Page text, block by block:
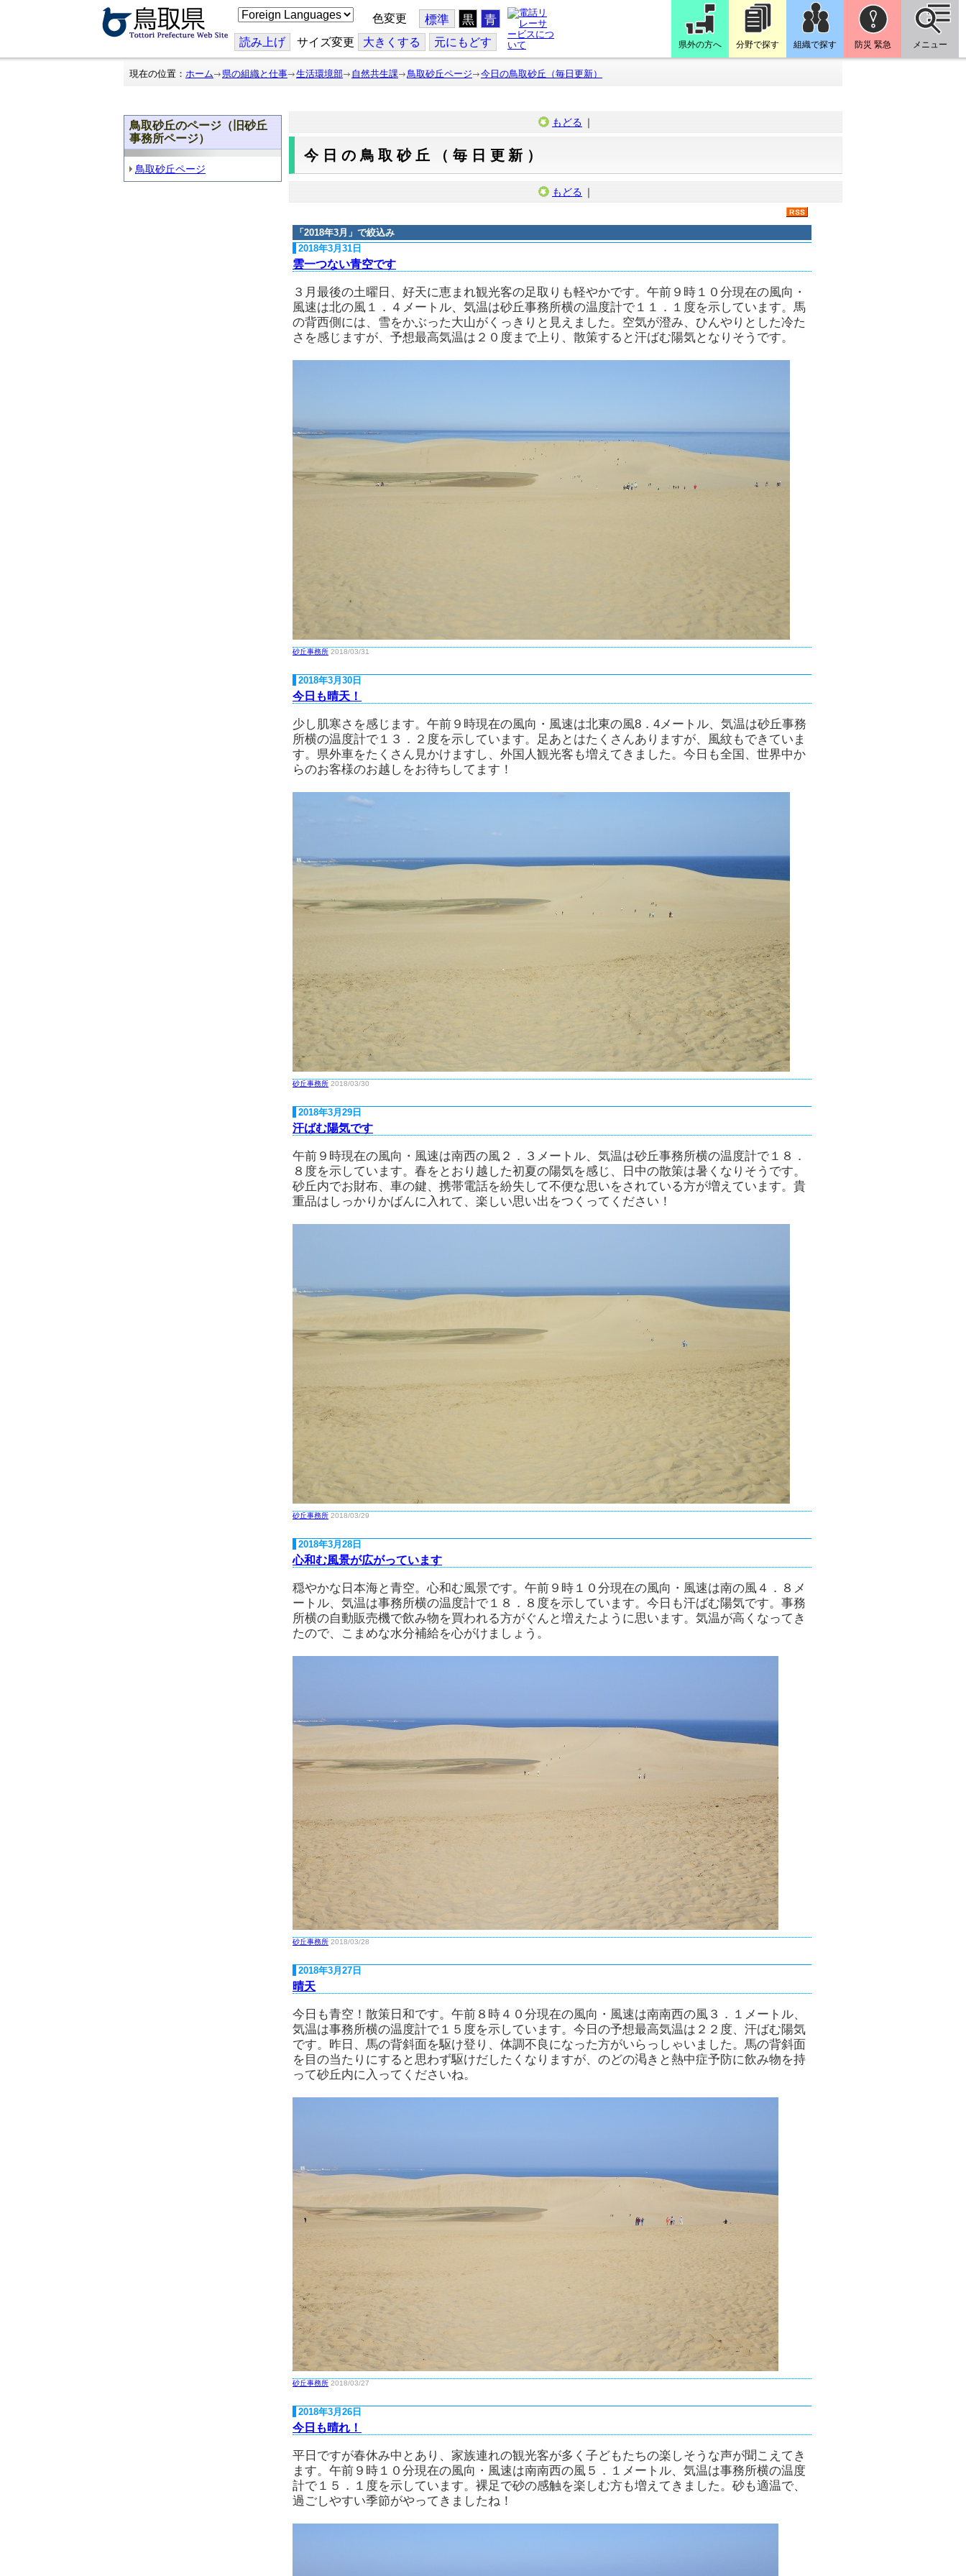
こ
の
ジ
を
翻
色変更 標準 黒 青
読み上げ サイズ変更 大きくする 元にもどす 県外の方へ 分野で探す 組織で探す 防災 緊急 メニュー
現在の位置： ホーム 県の組織と仕事 生活環境部 自然共生課 鳥取砂丘ページ 今日の鳥取砂丘（毎日更新）
鳥取砂丘のページ（旧砂丘
事務所ページ）
鳥取砂丘ページ
もどる ｜
今日の鳥取砂丘（毎日更新）
もどる ｜
「 2018年3月 」で絞込み
2018年3月31日
雲一つない青空です
３月最後の土曜日、好天に恵まれ観光客の足取りも軽やかです。午前９時１０分現在の風向・
風速は北の風１．４メートル、気温は砂丘事務所横の温度計で１１．１度を示しています。馬
の背西側には、雪をかぶった大山がくっきりと見えました。空気が澄み、ひんやりとした冷た
さを感じますが、予想最高気温は２０度まで上り、散策すると汗ばむ陽気となりそうです。
砂丘事務所 2018/03/31
2018年3月30日
今日も晴天！
少し肌寒さを感じます。午前９時現在の風向・風速は北東の風8．4メートル、気温は砂丘事務
所横の温度計で１３．２度を示しています。足あとはたくさんありますが、風紋もできていま
す。県外車をたくさん見かけますし、外国人観光客も増えてきました。今日も全国、世界中か
らのお客様のお越しをお待ちしてます！
砂丘事務所 2018/03/30
2018年3月29日
汗ばむ陽気です
午前９時現在の風向・風速は南西の風２．３メートル、気温は砂丘事務所横の温度計で１８．
８度を示しています。春をとおり越した初夏の陽気を感じ、日中の散策は暑くなりそうです。
砂丘内でお財布、車の鍵、携帯電話を紛失して不便な思いをされている方が増えています。貴
重品はしっかりかばんに入れて、楽しい思い出をつくってください！
砂丘事務所 2018/03/29
2018年3月28日
心和む風景が広がっています
穏やかな日本海と青空。心和む風景です。午前９時１０分現在の風向・風速は南の風４．８メ
ートル、気温は事務所横の温度計で１８．８度を示しています。今日も汗ばむ陽気です。事務
所横の自動販売機で飲み物を買われる方がぐんと増えたように思います。気温が高くなってき
たので、こまめな水分補給を心がけましょう。
砂丘事務所 2018/03/28
2018年3月27日
晴天
今日も青空！散策日和です。午前８時４０分現在の風向・風速は南南西の風３．１メートル、
気温は事務所横の温度計で１５度を示しています。今日の予想最高気温は２２度、汗ばむ陽気
です。昨日、馬の背斜面を駆け登り、体調不良になった方がいらっしゃいました。馬の背斜面
を目の当たりにすると思わず駆けだしたくなりますが、のどの渇きと熱中症予防に飲み物を持
って砂丘内に入ってくださいね。
砂丘事務所 2018/03/27
2018年3月26日
今日も晴れ！
平日ですが春休み中とあり、家族連れの観光客が多く子どもたちの楽しそうな声が聞こえてき
ます。午前９時１０分現在の風向・風速は南南西の風５．１メートル、気温は事務所横の温度
計で１５．１度を示しています。裸足で砂の感触を楽しむ方も増えてきました。砂も適温で、
過ごしやすい季節がやってきましたね！